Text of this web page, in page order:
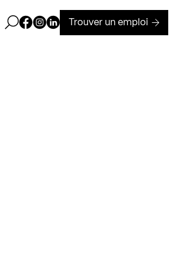
Ouvrir la barre de recherche
Page Facebook de Kollectif
Page Instagram de Kollectif
Page Linkedin de Kollectif
Trouver un emploi